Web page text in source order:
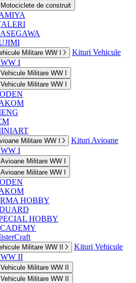
de construit
Militare WW I
Kituri Vehicule
I
Militare WW I
Militare WW I
Militare WW I
Kituri Avioane
I
Militare WW I
Militare WW I
HOBBY
HOBBY
Militare WW II
Kituri Vehicule
II
Militare WW II
Militare WW II